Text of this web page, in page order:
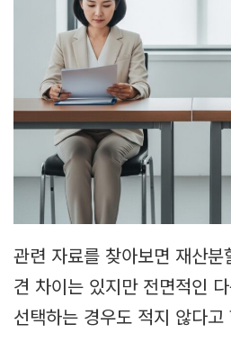
관련 자료를 찾아보면 재산분
견 차이는 있지만 전면적인
선택하는 경우도 적지 않다고